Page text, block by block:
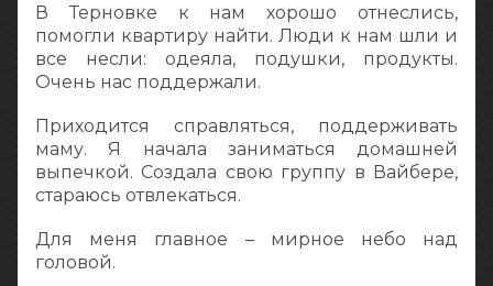
В Терновке к нам хорошо отнеслись,
помогли квартиру найти. Люди к нам шли и
все несли: одеяла, подушки, продукты.
Очень нас поддержали.
Приходится справляться, поддерживать
маму. Я начала заниматься домашней
выпечкой. Создала свою группу в Вайбере,
стараюсь отвлекаться.
Для меня главное – мирное небо над
головой.